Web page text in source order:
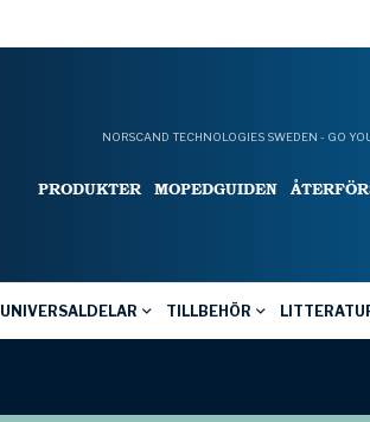
NORSCAND TECHNOLOGIES SWEDEN - GO
PRODUKTER MOPEDGUIDEN
UNIVERSALDELAR TILLBEHÖR